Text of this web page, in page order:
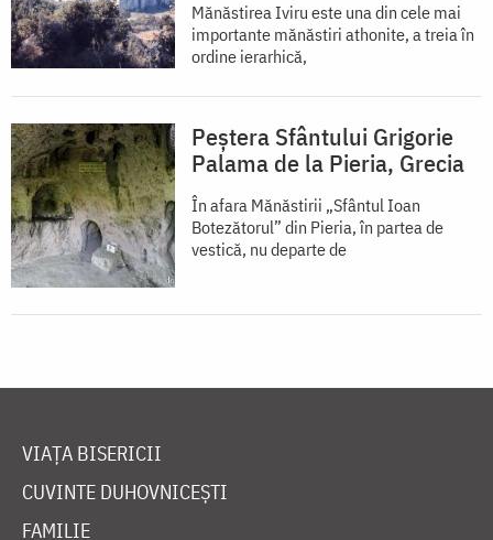
Mănăstirea Iviru este una din cele mai
importante mănăstiri athonite, a treia în
ordine ierarhică,
Peștera Sfântului Grigorie
Palama de la Pieria, Grecia
În afara Mănăstirii „Sfântul Ioan
Botezătorul” din Pieria, în partea de
vestică, nu departe de
VIAȚA BISERICII
CUVINTE DUHOVNICEȘTI
FAMILIE